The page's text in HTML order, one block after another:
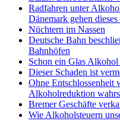
Radfahren unter
Dänemark gehen
Nüchtern im Nassen
Deutsche Bahn
Bahnhöfen
Schon ein Glas
Dieser Schaden ist
Ohne Entschlossenheit
Alkoholreduktion
Bremer Geschäfte
Wie Alkoholsteuern